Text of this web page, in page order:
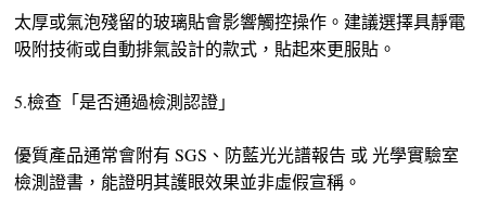
太厚或氣泡殘留的玻璃貼會影響觸控操作。建議選擇具靜電
吸附技術或自動排氣設計的款式，貼起來更服貼。
5.檢查「是否通過檢測認證」
優質產品通常會附有 SGS、防藍光光譜報告 或 光學實驗室
檢測證書，能證明其護眼效果並非虛假宣稱。